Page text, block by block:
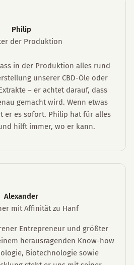
Philip
der Produktion
in der Produktion alles rund
unserer CBD-Öle oder
– er achtet darauf, dass
gemacht wird. Wenn etwas
er es sofort. Philip hat für alles
hilft immer, wo er kann.
Alexander
mit Affinität zu Hanf
Entrepreneur und größter
herausragenden Know-how
Biotechnologie sowie